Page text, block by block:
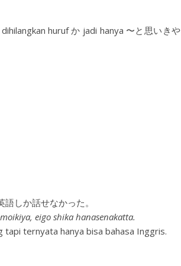
huruf か jadi hanya 〜と思いきや
語しか話せなかった。
eigo shika hanasenakatta.
tapi ternyata hanya bisa bahasa Inggris.